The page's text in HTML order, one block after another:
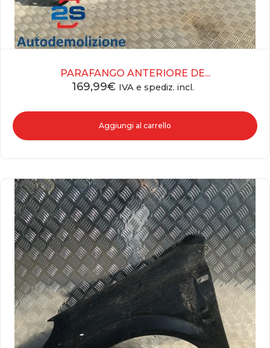
PARAFANGO ANTERIORE DE...
169,99€ IVA e spediz. incl.
Aggiungi al carrello